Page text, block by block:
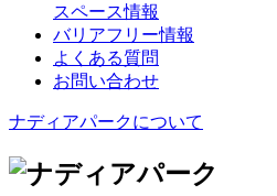
スペース情報
バリアフリー情報
よくある質問
お問い合わせ
ナディアパークについて